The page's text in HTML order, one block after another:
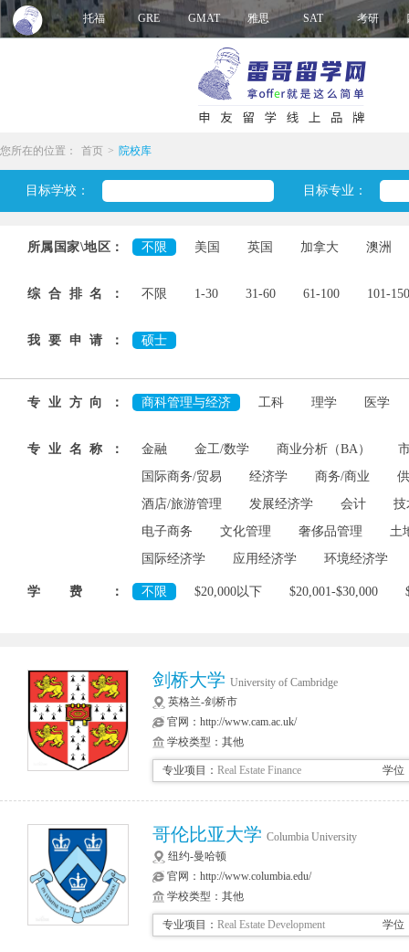
托福 GRE GMAT 雅思 SAT 考研
您所在的位置： 首页 > 院校库
目标学校： 目标专业：
所属国家\地区： 不限 美国 英国 加拿大 澳洲
综合排名： 不限 1-30 31-60 61-100 101-150
我要申请： 硕士
专业方向： 商科管理与经济 工科 理学 医学
专业名称： 金融 金工/数学 商业分析（BA）
国际商务/贸易
经济学 商务/商业
酒店/旅游管理
发展经济学 会计
技
电子商务
文化管理 奢侈品管理
土
国际经济学
应用经济学 环境经济学
学费： 不限 $20,000以下 $20,001-$30,000
剑桥大学 University of Cambridge
英格兰-剑桥市
官网： http://www.cam.ac.uk/
学校类型：其他
专业项目： Real Estate Finance 学位
哥伦比亚大学 Columbia University
纽约-曼哈顿
官网： http://www.columbia.edu/
学校类型：其他
专业项目： Real Estate Development 学位